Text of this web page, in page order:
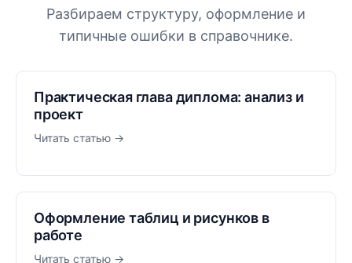
Разбираем структуру, оформление и
типичные ошибки в справочнике.
Практическая глава диплома: анализ и
проект
Читать статью →
Оформление таблиц и рисунков в
работе
Читать статью →